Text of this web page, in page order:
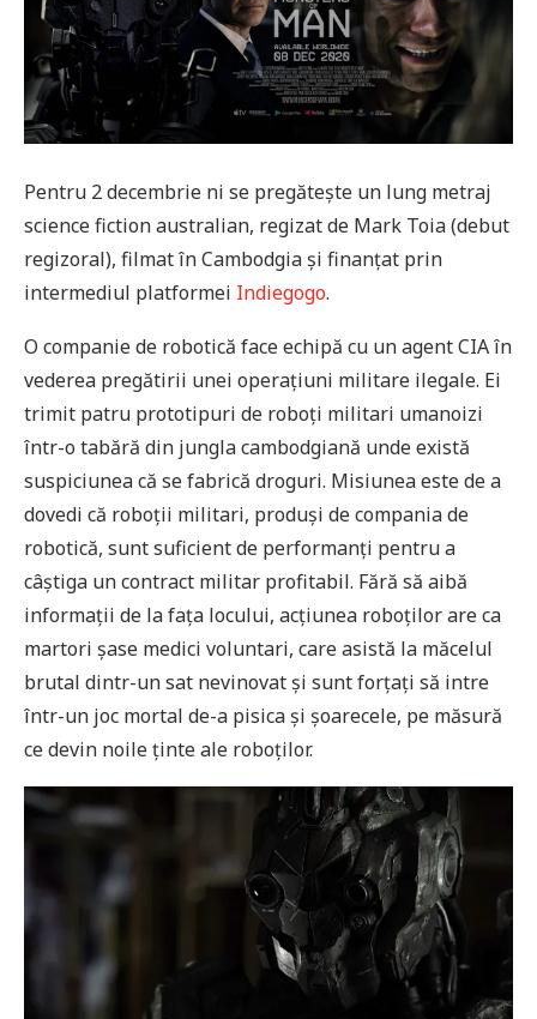
Pentru 2 decembrie ni se pregătește un lung metraj
science fiction australian, regizat de Mark Toia (debut
regizoral), filmat în Cambodgia și finanțat prin
intermediul platformei Indiegogo.
O companie de robotică face echipă cu un agent CIA în
vederea pregătirii unei operațiuni militare ilegale. Ei
trimit patru prototipuri de roboți militari umanoizi
într-o tabără din jungla cambodgiană unde există
suspiciunea că se fabrică droguri. Misiunea este de a
dovedi că roboții militari, produși de compania de
robotică, sunt suficient de performanți pentru a
câștiga un contract militar profitabil. Fără să aibă
informații de la fața locului, acțiunea roboților are ca
martori șase medici voluntari, care asistă la măcelul
brutal dintr-un sat nevinovat și sunt forțați să intre
într-un joc mortal de-a pisica și șoarecele, pe măsură
ce devin noile ținte ale roboților.